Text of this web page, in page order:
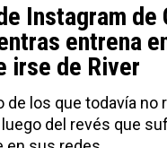
Instagram de
entrena
irse de River
de los que todavía no
del revés que